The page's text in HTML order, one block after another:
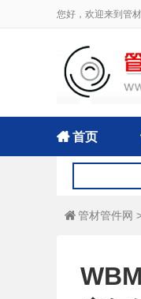
您好，欢迎来到管
首页
 管材管件网